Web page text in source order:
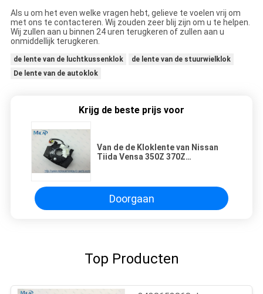
Als u om het even welke vragen hebt, gelieve te voelen vrij om
met ons te contacteren. Wij zouden zeer blij zijn om u te helpen.
Wij zullen aan u binnen 24 uren terugkeren of zullen aan u
onmiddellijk terugkeren.
de lente van de luchtkussenklok
de lente van de stuurwielklok
De lente van de autoklok
Krijg de beste prijs voor
Van de de Kloklente van Nissan
Tiida Vensa 350Z 370Z
Doorgaan
Top Producten